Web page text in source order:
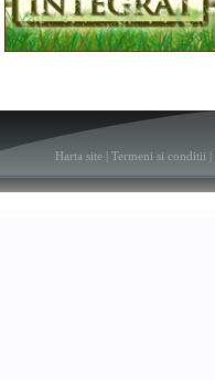
Harta site | Termeni si conditii |